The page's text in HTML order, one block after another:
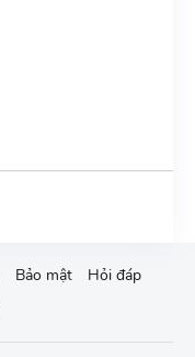
Bảo mật
Hỏi đáp